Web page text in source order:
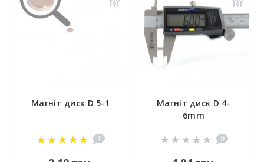
Магніт диск D 5-1
1
Магніт диск D 4-
6mm
0